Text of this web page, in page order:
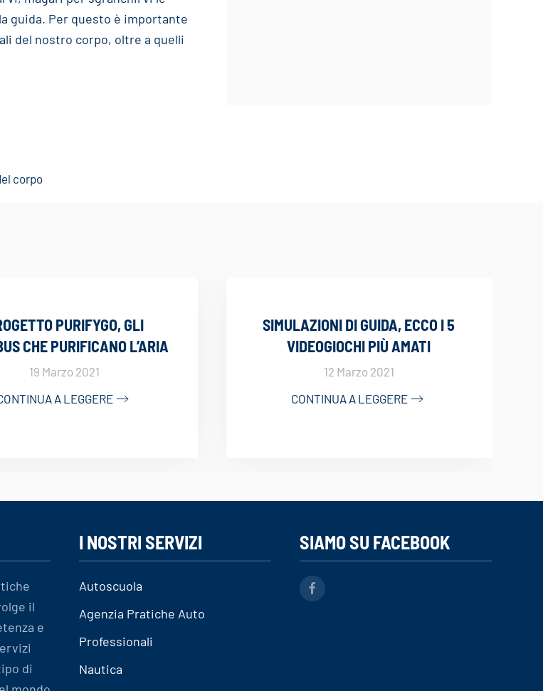
guida. Per questo è importante
del nostro corpo, oltre a quelli
corpo
PURIFYGO, GLI
CHE PURIFICANO L’ARIA
19 Marzo 2021
A LEGGERE
SIMULAZIONI DI GUIDA, ECCO I 5
VIDEOGIOCHI PIÙ AMATI
12 Marzo 2021
CONTINUA A LEGGERE
il
e
di
I NOSTRI SERVIZI
Autoscuola
Agenzia Pratiche Auto
Professionali
Nautica
SIAMO SU FACEBOOK